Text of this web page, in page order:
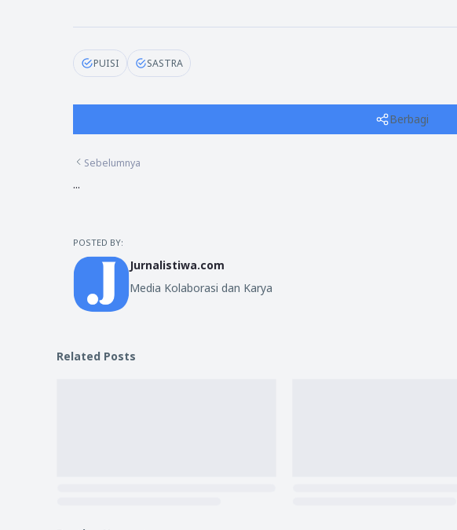
PUISI SASTRA
Berbagi
Sebelumnya
...
POSTED BY:
Jurnalistiwa.com
Media Kolaborasi dan Karya
Related Posts